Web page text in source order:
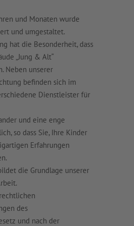
und Monaten wurde
und umgestaltet.
hat die Besonderheit, dass
„Jung & Alt“
Neben unserer
befinden sich im
Dienstleister für
und eine enge
so dass Sie, Ihre Kinder
Erfahrungen
die Grundlage unserer
des
und nach der